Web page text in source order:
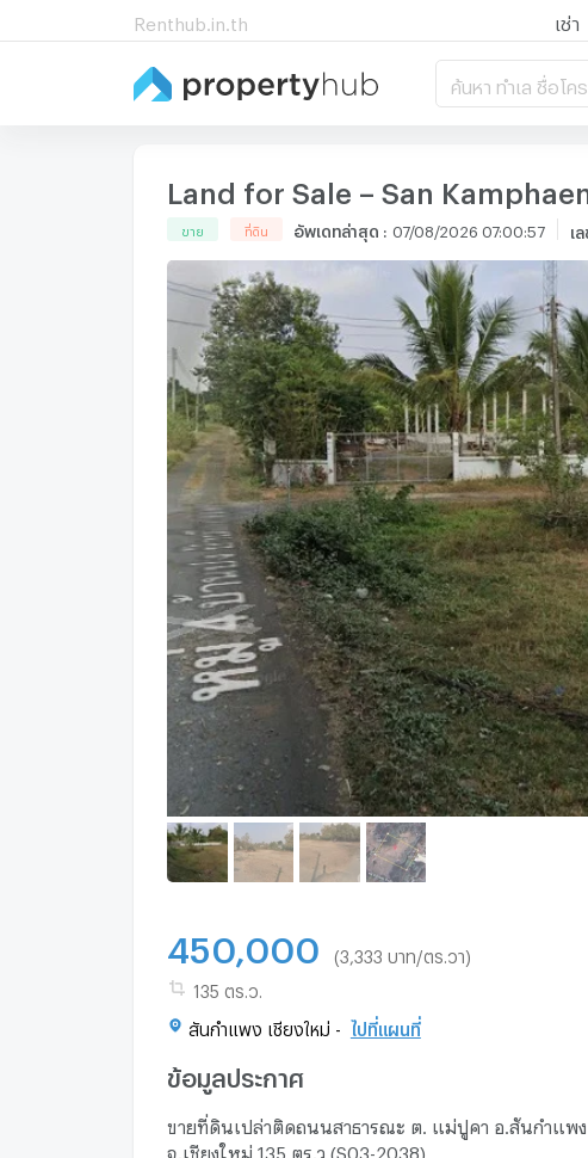
Renthub.in.th เช่า
ค้นหา ทำเล ชื่อโ
Land for Sale – San
ขาย ที่ดิน อัพเดทล่าสุด : 07/08/2026 07:00:57 เ
450,000 (3,333 บาท/ตร.วา)
135 ตร.ว.
สันกำแพง เชียงใหม่ - ไปที่แผนที่
ข้อมูลประกาศ
ขายที่ดินเปล่าติดถนนสาธารณะ ต. แม่ปูคา อ.สันกำแพง
จ.เชียงใหม่ 135 ตร.ว (S03-2038)